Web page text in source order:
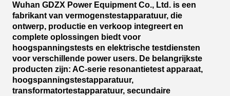
Wuhan GDZX Power Equipment Co., Ltd. is een
fabrikant van vermogenstestapparatuur, die
ontwerp, productie en verkoop integreert en
complete oplossingen biedt voor
hoogspanningstests en elektrische testdiensten
voor verschillende power users. De belangrijkste
producten zijn: AC-serie resonantietest apparaat,
hoogspanningstestapparatuur,
transformatortestapparatuur, secundaire